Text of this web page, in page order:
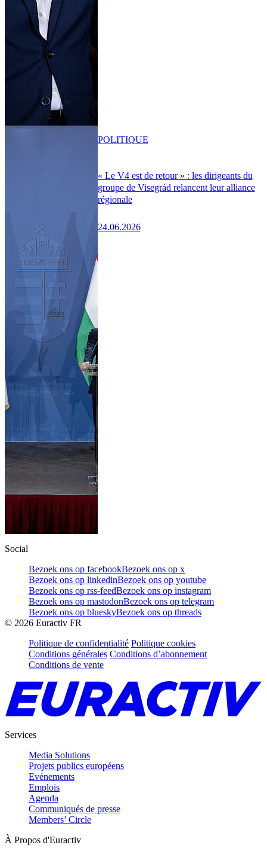
« Le V4 est de retour » : les dirigeants du
groupe de Visegrád relancent leur alliance
régionale
24.06.2026
POLITIQUE
Social
Bezoek ons op facebookBezoek ons op x
Bezoek ons op linkedinBezoek ons op youtube
Bezoek ons op rss-feedBezoek ons op instagram
Bezoek ons op mastodonBezoek ons op telegram
Bezoek ons op blueskyBezoek ons op threads
© 2026 Euractiv FR
Politique de confidentialité Politique cookies
Conditions générales Conditions d’abonnement
Conditions de vente
Services
Media Solutions
Projets publics européens
Evénements
Emplois
Agenda
Communiqués de presse
Members’ Circle
À Propos d'Euractiv